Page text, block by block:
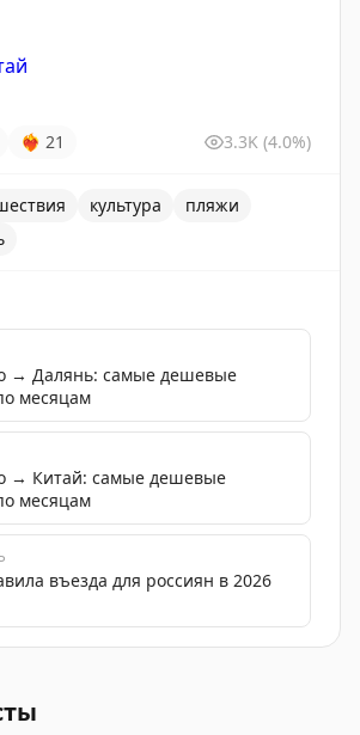
❤‍🔥 21 3.3K (4.0%)
культура
пляжи
→ Далянь: самые дешевые
месяцам
→ Китай: самые дешевые
месяцам
въезда для россиян в 2026